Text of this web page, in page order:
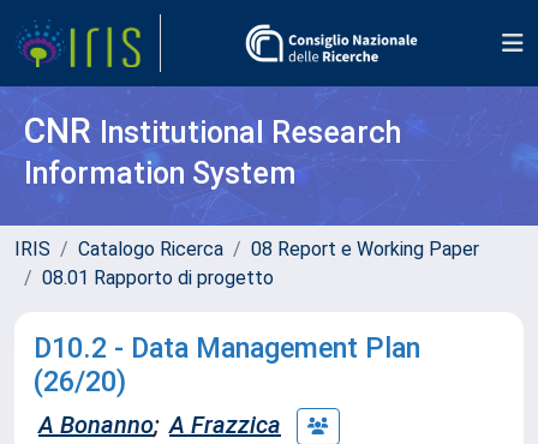
CNR Institutional Research
Information System
IRIS Catalogo Ricerca
08 Report e Working Paper
08.01 Rapporto di progetto
D10.2 - Data Management Plan
(26/20)
A Bonanno; A Frazzica